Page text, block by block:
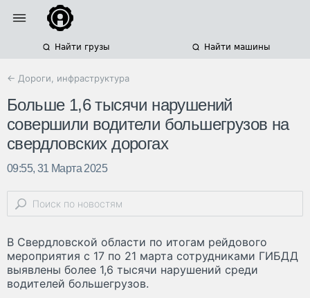
Найти грузы Найти машины
← Дороги, инфраструктура
Больше 1,6 тысячи нарушений
совершили водители большегрузов на
свердловских дорогах
09:55, 31 Марта 2025
В Свердловской области по итогам рейдового
мероприятия с 17 по 21 марта сотрудниками ГИБДД
выявлены более 1,6 тысячи нарушений среди
водителей большегрузов.